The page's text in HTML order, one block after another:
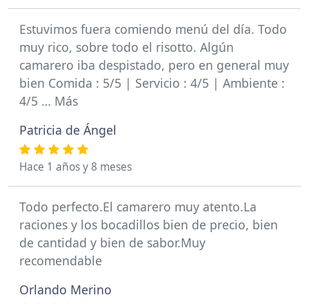
Estuvimos fuera comiendo menú del día. Todo
muy rico, sobre todo el risotto. Algún
camarero iba despistado, pero en general muy
bien Comida : 5/5 | Servicio : 4/5 | Ambiente :
4/5 … Más
Patricia de Ángel
Hace 1 años y 8 meses
Todo perfecto.El camarero muy atento.La
raciones y los bocadillos bien de precio, bien
de cantidad y bien de sabor.Muy
recomendable
Orlando Merino